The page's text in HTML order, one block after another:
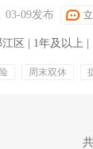
03-09发布
江区 | 1年及以上 |
周末双休